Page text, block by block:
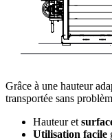
Grâce à une hauteur
transportée sans
Hauteur et
Utilisation facile